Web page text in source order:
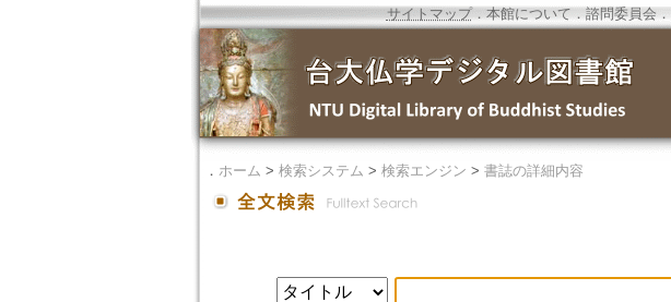
サイトマップ．本館について ． 諮問委員会．
． ホーム > 検索システム > 検索エンジン > 書誌の詳細内容